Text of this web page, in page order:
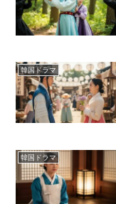
韓国ドラマ
韓国ドラマ